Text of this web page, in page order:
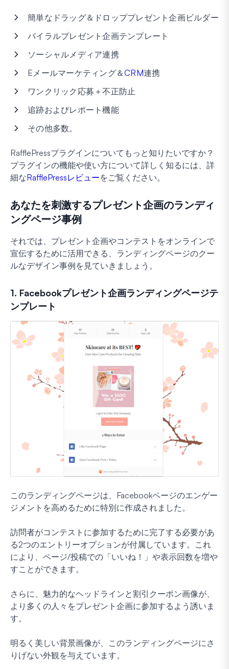
簡単なドラッグ＆ドロッププレゼント企画ビルダー
バイラルプレゼント企画テンプレート
ソーシャルメディア連携
Eメールマーケティング＆CRM連携
ワンクリック応募＋不正防止
追跡およびレポート機能
その他多数。
RafflePressプラグインについてもっと知りたいですか？
プラグインの機能や使い方について詳しく知るには、詳
細なRafflePressレビューをご覧ください。
あなたを刺激するプレゼント企画のランディ
ングページ事例
それでは、プレゼント企画やコンテストをオンラインで
宣伝するために活用できる、ランディングページのクー
ルなデザイン事例を見ていきましょう。
1. Facebookプレゼント企画ランディングページテ
ンプレート
このランディングページは、Facebookページのエンゲー
ジメントを高めるために特別に作成されました。
訪問者がコンテストに参加するために完了する必要があ
る2つのエントリーオプションが付属しています。これ
により、ページ/投稿での「いいね！」や表示回数を増や
すことができます。
さらに、魅力的なヘッドラインと割引クーポン画像が、
より多くの人々をプレゼント企画に参加するよう誘いま
す。
明るく美しい背景画像が、このランディングページにさ
りげない外観を与えています。